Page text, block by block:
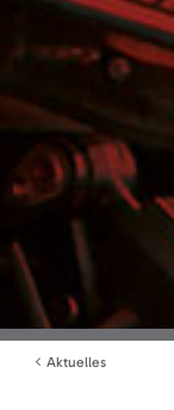
Aktuelles